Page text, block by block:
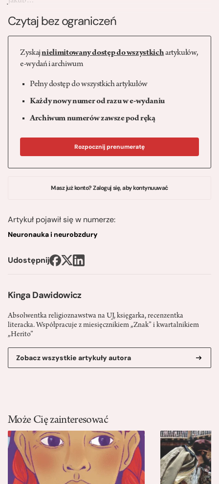
Kinga Dawidowicz
Absolwentka religioznawstwa na UJ, księgarka, recenzentka
literacka. Współpracuje z miesięcznikiem „Znak” i kwartalnikiem
„Herito”
Zobacz wszystkie artykuły autora
Czytaj bez ograniczeń
Zyskajnielimitowany dostęp do wszystkichartykułów,
e-wydań i archiwum
Pełny dostęp do wszystkich artykułów
Każdy nowy numer od razu w e-wydaniu
Archiwum numerów zawsze pod ręką
Rozpocznij prenumeratę
Masz już konto? Zaloguj się, aby kontynuuwać
Artykuł pojawił się w numerze:
Neuronauka i neurobzdury
Udostępnij
Może Cię zainteresować